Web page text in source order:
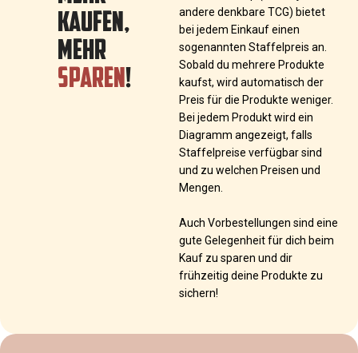
KAUFEN,
MEHR
SPAREN!
andere denkbare TCG) bietet
bei jedem Einkauf einen
sogenannten Staffelpreis an.
Sobald du mehrere Produkte
kaufst, wird automatisch der
Preis für die Produkte weniger.
Bei jedem Produkt wird ein
Diagramm angezeigt, falls
Staffelpreise verfügbar sind
und zu welchen Preisen und
Mengen.
Auch Vorbestellungen sind eine
gute Gelegenheit für dich beim
Kauf zu sparen und dir
frühzeitig deine Produkte zu
sichern!